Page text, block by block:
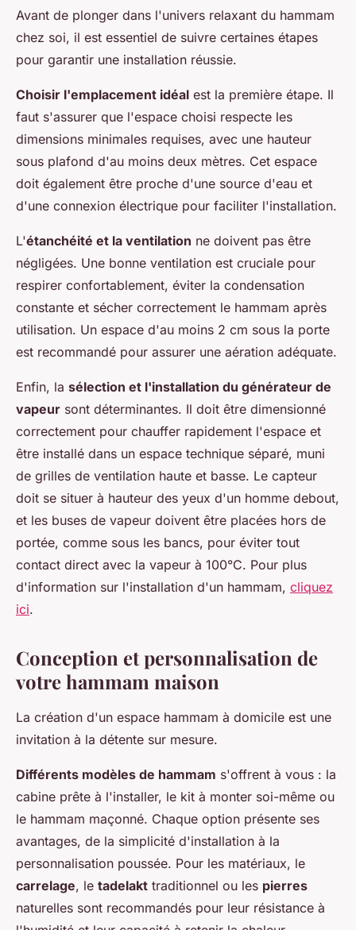
Avant de plonger dans l'univers relaxant du hammam
chez soi, il est essentiel de suivre certaines étapes
pour garantir une installation réussie.
Choisir l'emplacement idéal est la première étape. Il
faut s'assurer que l'espace choisi respecte les
dimensions minimales requises, avec une hauteur
sous plafond d'au moins deux mètres. Cet espace
doit également être proche d'une source d'eau et
d'une connexion électrique pour faciliter l'installation.
L'étanchéité et la ventilation ne doivent pas être
négligées. Une bonne ventilation est cruciale pour
respirer confortablement, éviter la condensation
constante et sécher correctement le hammam après
utilisation. Un espace d'au moins 2 cm sous la porte
est recommandé pour assurer une aération adéquate.
Enfin, la sélection et l'installation du générateur de
vapeur sont déterminantes. Il doit être dimensionné
correctement pour chauffer rapidement l'espace et
être installé dans un espace technique séparé, muni
de grilles de ventilation haute et basse. Le capteur
doit se situer à hauteur des yeux d'un homme debout,
et les buses de vapeur doivent être placées hors de
portée, comme sous les bancs, pour éviter tout
contact direct avec la vapeur à 100°C. Pour plus
d'information sur l'installation d'un hammam, cliquez
ici.
Conception et personnalisation de
votre hammam maison
La création d'un espace hammam à domicile est une
invitation à la détente sur mesure.
Différents modèles de hammam s'offrent à vous : la
cabine prête à l'installer, le kit à monter soi-même ou
le hammam maçonné. Chaque option présente ses
avantages, de la simplicité d'installation à la
personnalisation poussée. Pour les matériaux, le
carrelage, le tadelakt traditionnel ou les pierres
naturelles sont recommandés pour leur résistance à